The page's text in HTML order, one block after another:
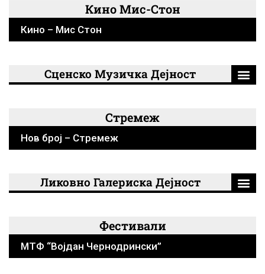
Кино Мис-Стон
Кино – Мис Стон
Сценско Музичка Дејност
Стремеж
Нов број – Стремеж
Ликовно Галериска Дејност
Фестивали
МТФ “Војдан Чернодрински”